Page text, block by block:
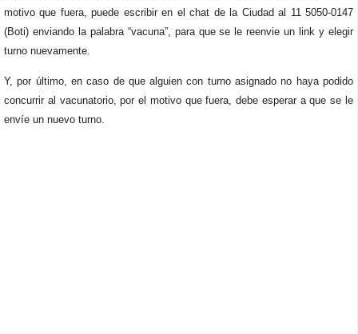
motivo que fuera, puede escribir en el chat de la Ciudad al 11 5050-0147
(Boti) enviando la palabra “vacuna”, para que se le reenvie un link y elegir
turno nuevamente.
Y, por último, en caso de que alguien con turno asignado no haya podido
concurrir al vacunatorio, por el motivo que fuera, debe esperar a que se le
envíe un nuevo turno.